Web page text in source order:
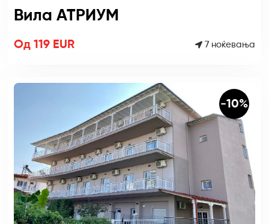
Вила АТРИУМ
Од 119 EUR 7 ноќевања
-10%